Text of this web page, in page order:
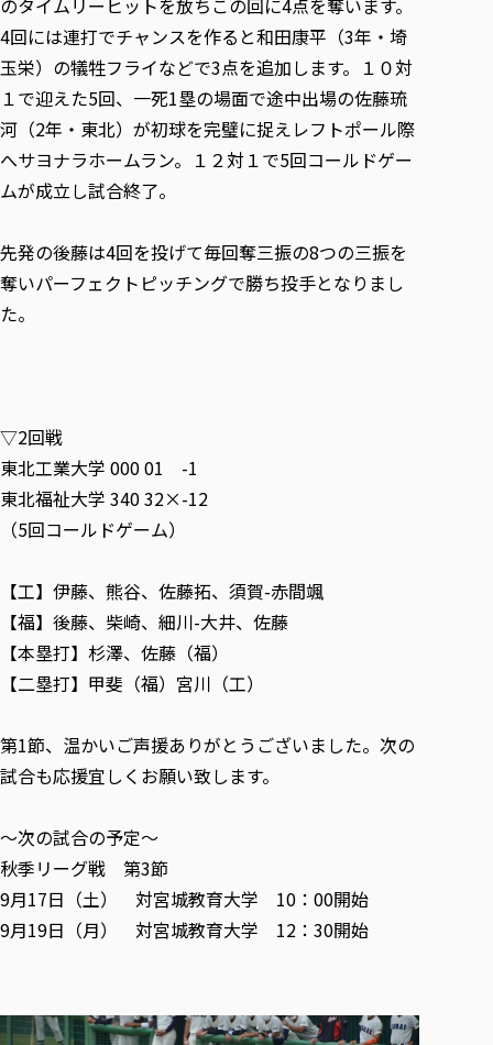
のタイムリーヒットを放ちこの回に4点を奪います。
4回には連打でチャンスを作ると和田康平（3年・埼
玉栄）の犠牲フライなどで3点を追加します。１０対
１で迎えた5回、一死1塁の場面で途中出場の佐藤琉
河（2年・東北）が初球を完璧に捉えレフトポール際
へサヨナラホームラン。１２対１で5回コールドゲー
ムが成立し試合終了。
先発の後藤は4回を投げて毎回奪三振の8つの三振を
奪いパーフェクトピッチングで勝ち投手となりまし
た。
▽2回戦
東北工業大学 000 01 -1
東北福祉大学 340 32×-12
（5回コールドゲーム）
【工】伊藤、熊谷、佐藤拓、須賀-赤間颯
【福】後藤、柴崎、細川-大井、佐藤
【本塁打】杉澤、佐藤（福）
【二塁打】甲斐（福）宮川（工）
第1節、温かいご声援ありがとうございました。次の
試合も応援宜しくお願い致します。
～次の試合の予定～
秋季リーグ戦 第3節
9月17日（土） 対宮城教育大学 10：00開始
9月19日（月） 対宮城教育大学 12：30開始